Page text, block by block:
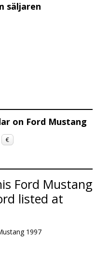
säljaren
on Ford Mustang
€
Ford Mustang
listed at